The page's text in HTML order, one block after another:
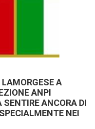
A
ANPI
SENTIRE ANCORA DI
NEI